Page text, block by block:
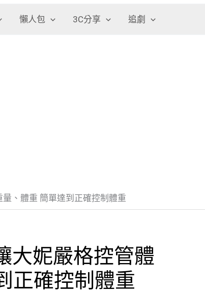
懶人包 3C分享 追劇
量、體重 簡單達到正確控制體重
大妮嚴格控管體
正確控制體重